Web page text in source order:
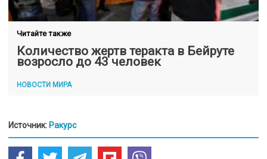
Читайте также
Количество жертв теракта в Бейруте
возросло до 43 человек
НОВОСТИ МИРА
Источник: Ракурс